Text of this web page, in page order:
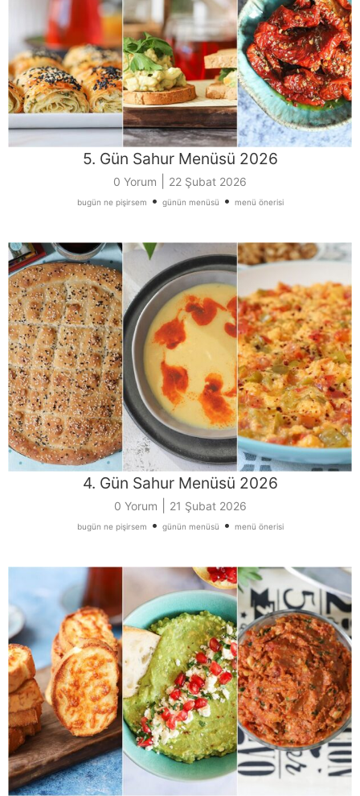
5. Gün Sahur Menüsü 2026
0 Yorum 22 Şubat 2026
bugün ne pişirsem • günün menüsü • menü önerisi
4. Gün Sahur Menüsü 2026
0 Yorum 21 Şubat 2026
bugün ne pişirsem • günün menüsü • menü önerisi